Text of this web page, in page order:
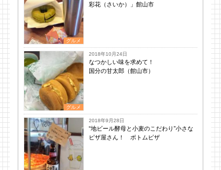
グルメ
彩花（さいか）」館山市
グルメ
2018年10月24日
なつかしい味を求めて！
国分の甘太郎（館山市）
2018年9月28日
“地ビール酵母と小麦のこだわり”小さな
ピザ屋さん！ ボトムピザ